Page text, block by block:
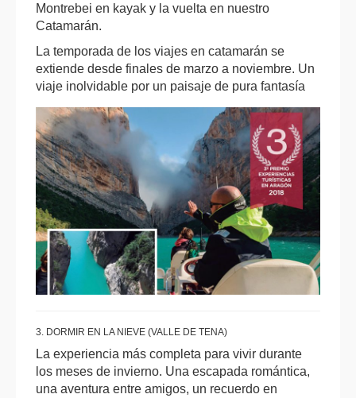
Montrebei en kayak y la vuelta en nuestro
Catamarán.
La temporada de los viajes en catamarán se
extiende desde finales de marzo a noviembre. Un
viaje inolvidable por un paisaje de pura fantasía
3. DORMIR EN LA NIEVE (VALLE DE TENA)
La experiencia más completa para vivir durante
los meses de invierno. Una escapada romántica,
una aventura entre amigos, un recuerdo en